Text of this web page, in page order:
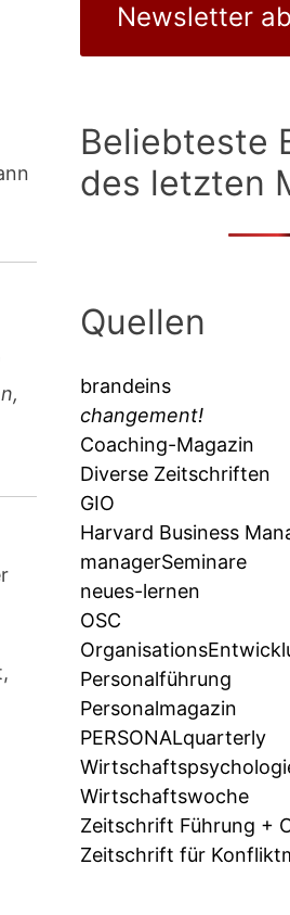
Newsletter
Beliebteste
des letzten
Quellen
brandeins
changement!
Coaching-Magazin
Diverse Zeitschriften
GIO
Harvard Business
managerSeminare
neues-lernen
OSC
Personalführung
Personalmagazin
PERSONALquarterly
Wirtschaftswoche
Zeitschrift Führung +
Zeitschrift für